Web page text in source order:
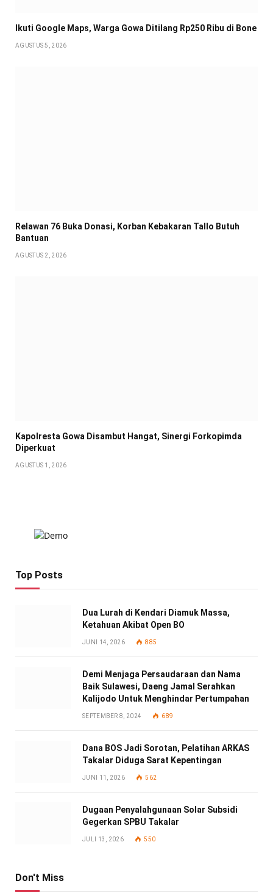
Ikuti Google Maps, Warga Gowa Ditilang Rp250 Ribu di Bone
AGUSTUS 5, 2026
Relawan 76 Buka Donasi, Korban Kebakaran Tallo Butuh
Bantuan
AGUSTUS 2, 2026
Kapolresta Gowa Disambut Hangat, Sinergi Forkopimda
Diperkuat
AGUSTUS 1, 2026
Top Posts
Dua Lurah di Kendari Diamuk Massa,
Ketahuan Akibat Open BO
JUNI 14, 2026 885
Demi Menjaga Persaudaraan dan Nama
Baik Sulawesi, Daeng Jamal Serahkan
Kalijodo Untuk Menghindar Pertumpahan
SEPTEMBER 8, 2024 689
Dana BOS Jadi Sorotan, Pelatihan ARKAS
Takalar Diduga Sarat Kepentingan
JUNI 11, 2026 562
Dugaan Penyalahgunaan Solar Subsidi
Gegerkan SPBU Takalar
JULI 13, 2026 550
Don't Miss